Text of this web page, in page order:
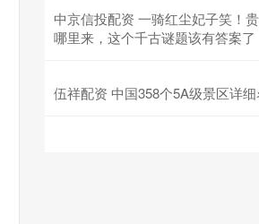
中京信投配资 一骑红尘妃子笑！
哪里来，这个千古谜题该有答案了
伍祥配资 中国358个5A级景区详